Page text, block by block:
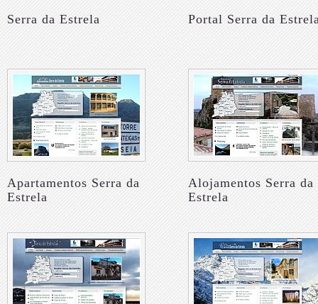
Serra da Estrela Portal Serra da
Apartamentos Serra da
Estrela
Alojamentos Serra da
Estrela